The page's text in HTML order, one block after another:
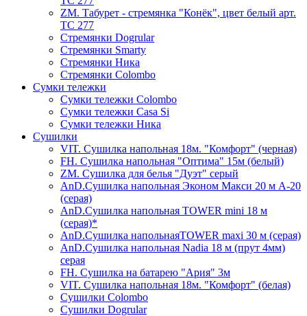
ZM. Табурет - стремянка "Конёк", цвет белый арт.
ТС 277
Стремянки Dogrular
Стремянки Smarty
Стремянки Ника
Стремянки Сolombo
Сумки тележки
Сумки тележки Colombo
Сумки тележки Сasa Si
Сумки тележки Ника
Сушилки
VIT. Сушилка напольная 18м. "Комфорт" (черная)
FH. Сушилка напольная "Оптима" 15м (белый)
ZM. Сушилка для белья "Дуэт" серый
AnD.Сушилка напольная Эконом Макси 20 м А-20
(серая)
AnD.Сушилка напольная TOWER mini 18 м
(серая)*
AnD.Сушилка напольнаяTOWER maxi 30 м (серая)
AnD.Сушилка напольная Nadia 18 м (прут 4мм)
серая
FH. Сушилка на батарею "Ария" 3м
VIT. Сушилка напольная 18м. "Комфорт" (белая)
Cушилки Colombo
Сушилки Dogrular